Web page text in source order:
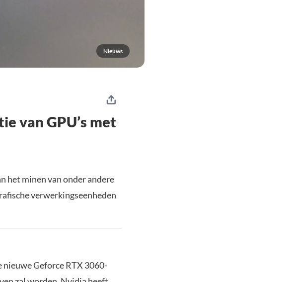
Nieuws
van GPU’s met
het minen van onder andere
verwerkingseenheden
nieuwe Geforce RTX 3060-